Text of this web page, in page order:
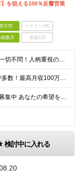
を狙える100％反響営業
不問 ベテランOK
複数月 面接1回
＼学歴・経験・スキルは一切不問！人柄重視の採用です／ ◆普通自動車運転免許をお持ちの方（AT限定可） ◆32歳以下の方（※若年層のキャリア形成のため） ★【32歳以下の方は全員面接】を確約します！
＼入社後の年収UP事例が多数！最高月収100万円超の先輩も／ 月給28万円〜32万円 ＋ インセンティブ ＋ 賞与（年2回） ＋ 各種手当 ※前職の給与や経験・スキル・ポテンシャルを最大限考慮の上、決
★東京・大阪の二拠点で募集中 あなたの希望を最大限考慮して決定します！ ■東京本社 東京都渋谷区千駄ヶ谷5-34-7 NX新宿ビル 8階 ■西日本営業所 大阪府大阪市中央区今橋1-1-3 IMAB
検討中に入れる